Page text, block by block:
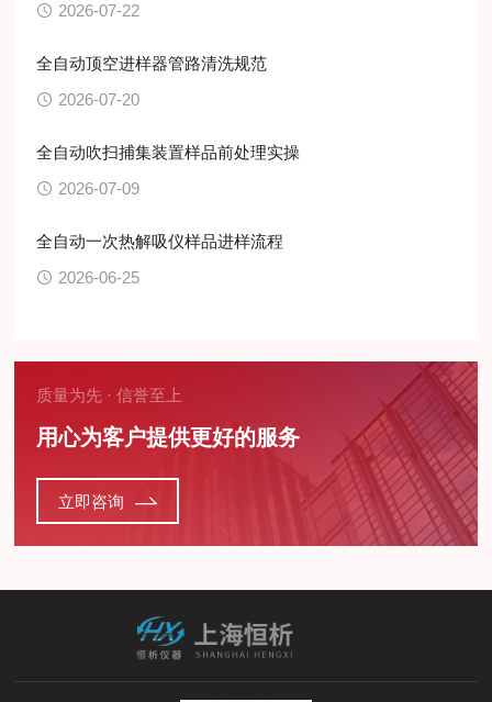
2026-07-22
全自动顶空进样器管路清洗规范
2026-07-20
全自动吹扫捕集装置样品前处理实操
2026-07-09
全自动一次热解吸仪样品进样流程
2026-06-25
质量为先 · 信誉至上
用心为客户提供更好的服务
立即咨询